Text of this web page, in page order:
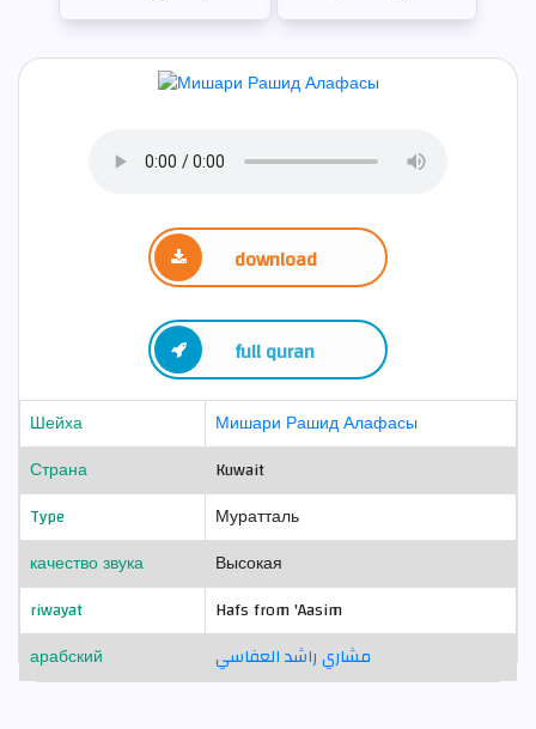
download
full quran
Шейха
Мишари Рашид Алафасы
Страна
Kuwait
Type
Муратталь
качество звука
Высокая
riwayat
Hafs from 'Aasim
арабский
مشاري راشد العفاسي